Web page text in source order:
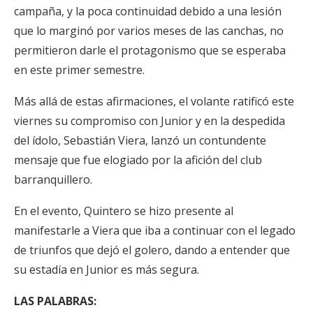
campaña, y la poca continuidad debido a una lesión
que lo marginó por varios meses de las canchas, no
permitieron darle el protagonismo que se esperaba
en este primer semestre.
Más allá de estas afirmaciones, el volante ratificó este
viernes su compromiso con Junior y en la despedida
del ídolo, Sebastián Viera, lanzó un contundente
mensaje que fue elogiado por la afición del club
barranquillero.
En el evento, Quintero se hizo presente al
manifestarle a Viera que iba a continuar con el legado
de triunfos que dejó el golero, dando a entender que
su estadía en Junior es más segura.
LAS PALABRAS: